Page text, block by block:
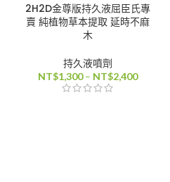
2H2D金尊版持久液屈臣氏專
賣 純植物草本提取 延時不麻
木
持久液噴劑
NT$1,300 – NT$2,400價